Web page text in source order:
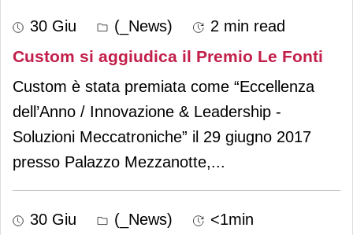
30 Giu (_News) 2 min read
Custom si aggiudica il Premio Le Fonti
Custom è stata premiata come “Eccellenza
dell’Anno / Innovazione & Leadership -
Soluzioni Meccatroniche” il 29 giugno 2017
presso Palazzo Mezzanotte,...
30 Giu (_News) <1min